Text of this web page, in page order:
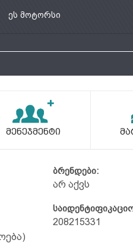
ეს მოტორსი
Მენეჯმენტი
ბრენდები:
არ აქვს
208215331